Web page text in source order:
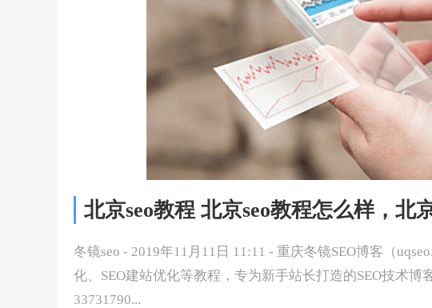
北京seo教程 北京seo教程怎么样，北
冬镜seo - 2019年11月11日 11:11 - 重庆冬镜SEO博客（
化、SEO建站优化等教程，专为新手站长打造的SEO技术博
33731790...